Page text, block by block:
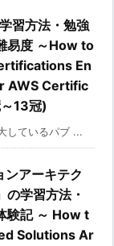
習方法・勉強
易度 ～How to
En
AWS Certific
13冠)
しているパブ ...
ンアーキテク
の学習方法・
験記 ～ How t
Solutions Ar